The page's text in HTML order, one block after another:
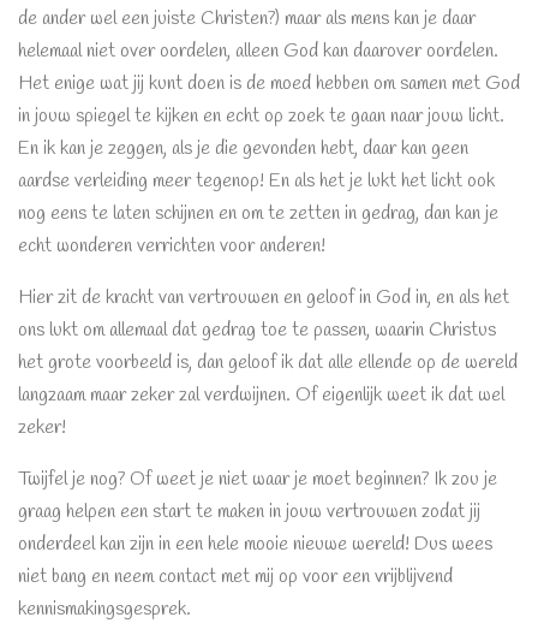
de ander wel een juiste Christen?) maar als mens kan je daar
helemaal niet over oordelen, alleen God kan daarover oordelen.
Het enige wat jij kunt doen is de moed hebben om samen met God
in jouw spiegel te kijken en echt op zoek te gaan naar jouw licht.
En ik kan je zeggen, als je die gevonden hebt, daar kan geen
aardse verleiding meer tegenop! En als het je lukt het licht ook
nog eens te laten schijnen en om te zetten in gedrag, dan kan je
echt wonderen verrichten voor anderen!
Hier zit de kracht van vertrouwen en geloof in God in, en als het
ons lukt om allemaal dat gedrag toe te passen, waarin Christus
het grote voorbeeld is, dan geloof ik dat alle ellende op de wereld
langzaam maar zeker zal verdwijnen. Of eigenlijk weet ik dat wel
zeker!
Twijfel je nog? Of weet je niet waar je moet beginnen? Ik zou je
graag helpen een start te maken in jouw vertrouwen zodat jij
onderdeel kan zijn in een hele mooie nieuwe wereld! Dus wees
niet bang en neem contact met mij op voor een vrijblijvend
kennismakingsgesprek.